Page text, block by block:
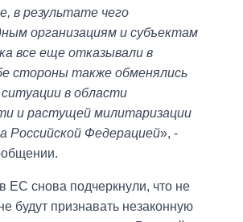
в результате чего
организациям и субъектам
все еще отказывали в
стороны также обменялись
в области
и растущей милитаризации
Российской Федерацией», -
ЕС снова подчеркнули, что не
будут признавать незаконную